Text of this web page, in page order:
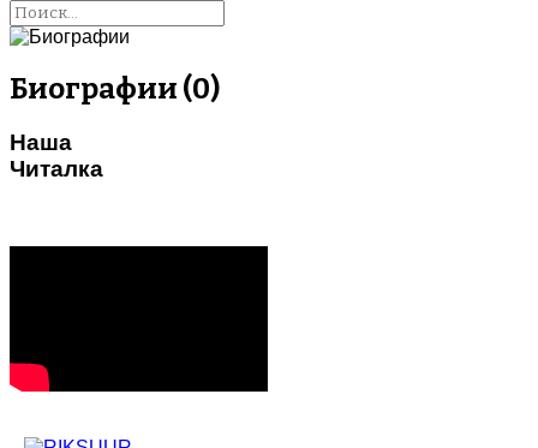
Биографии (0)
Наша
Читалка